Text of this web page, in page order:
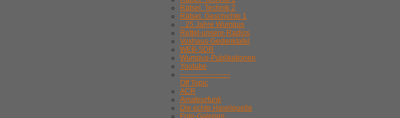
Rätsel. Technik 2
Rätsel. Geschichte 1
.. 25 Jahre Wumpus
Rettet-unsere-Radios
Voxhaus-Gedenktafel
WEB-SDR
Wumpus-Publikationen
Youtube
---------------------
Off Topic
ACR
Amateurfunk
Die echte Havelquelle
Foto-Galerien